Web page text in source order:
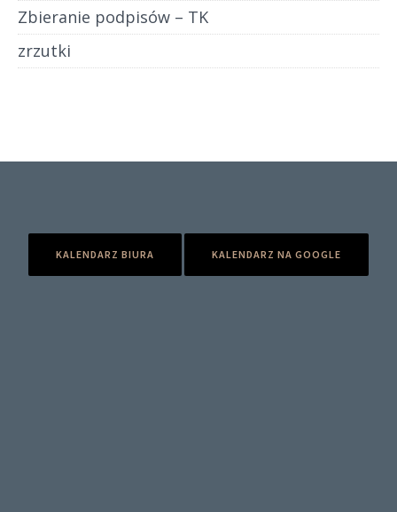
Zbieranie podpisów – TK
zrzutki
KALENDARZ BIURA KALENDARZ NA GOOGLE